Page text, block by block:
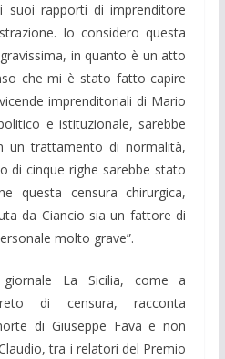
suoi rapporti di imprenditore
Io considero questa
in quanto è un atto
che mi è stato fatto capire
imprenditoriali di Mario
e istituzionale, sarebbe
un trattamento di normalità,
di cinque righe sarebbe stato
questa censura chirurgica,
da Ciancio sia un fattore di
molto grave”.
La Sicilia, come a
di censura, racconta
di Giuseppe Fava e non
tra i relatori del Premio